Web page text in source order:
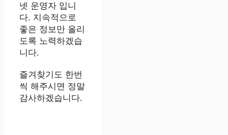
넷 운영자 입니
다. 지속적으로
좋은 정보만 올리
도록 노력하겠습
니다.
즐겨찾기도 한번
씩 해주시면 정말
감사하겠습니다.